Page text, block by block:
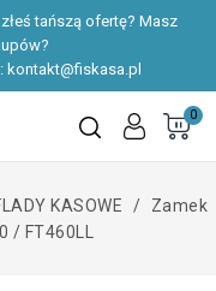
tańszą ofertę? Masz
kontakt@fiskasa.pl
0
KASOWE
Zamek
/ FT460LL